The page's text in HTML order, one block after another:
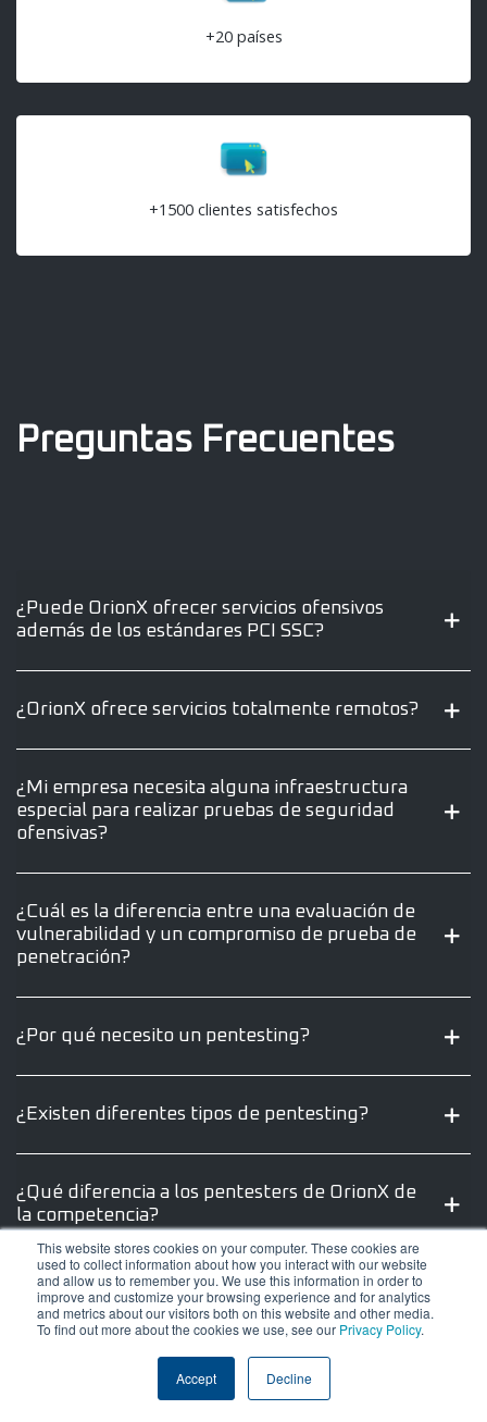
This website stores cookies on your computer. These cookies are
used to collect information about how you interact with our website
and allow us to remember you. We use this information in order to
improve and customize your browsing experience and for analytics
and metrics about our visitors both on this website and other media.
To find out more about the cookies we use, see our Privacy Policy.
Accept Decline
+20 países
+1500 clientes satisfechos
Preguntas Frecuentes
¿Puede OrionX ofrecer servicios ofensivos
además de los estándares PCI SSC?
¿OrionX ofrece servicios totalmente remotos?
¿Mi empresa necesita alguna infraestructura
especial para realizar pruebas de seguridad
ofensivas?
¿Cuál es la diferencia entre una evaluación de
vulnerabilidad y un compromiso de prueba de
penetración?
¿Por qué necesito un pentesting?
¿Existen diferentes tipos de pentesting?
¿Qué diferencia a los pentesters de OrionX de
la competencia?
¿Qué sucede si el pentester identifica
vulnerabilidades importantes durante su
prueba?